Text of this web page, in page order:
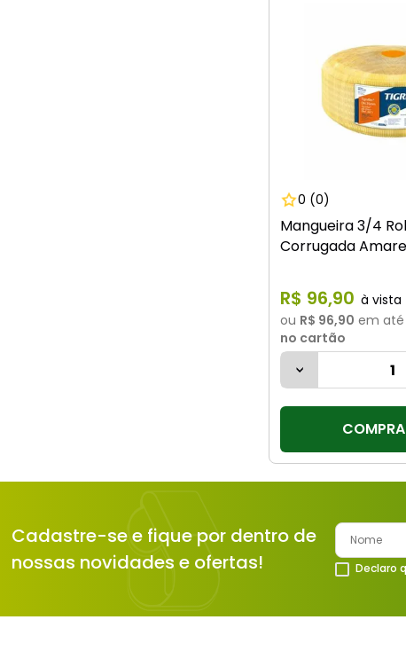
0 (0)
Mangueira 3/4
Corrugada
R$ 96,90
ou R$ 96,90 em até
no cartão
Cadastre-se e fique por dentro de
nossas novidades e ofertas!
Declaro